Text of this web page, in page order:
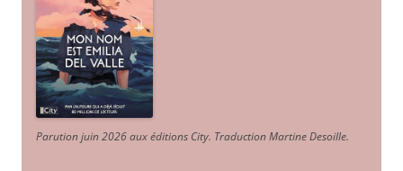
Parution juin 2026 aux éditions City. Traduction Martine Desoille.